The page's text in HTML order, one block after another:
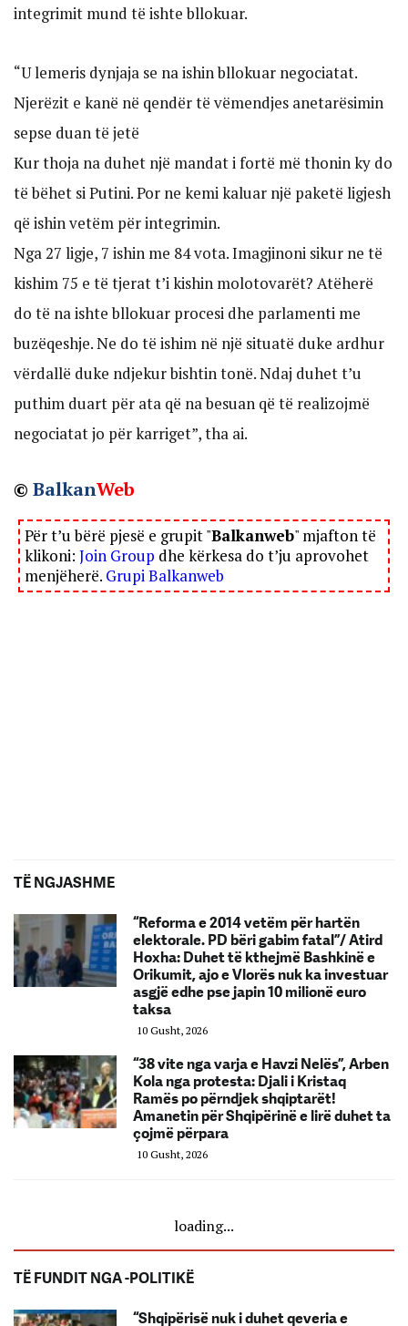
integrimit mund të ishte bllokuar.
“U lemeris dynjaja se na ishin bllokuar negociatat.
Njerëzit e kanë në qendër të vëmendjes anetarësimin
sepse duan të jetë
Kur thoja na duhet një mandat i fortë më thonin ky do
të bëhet si Putini. Por ne kemi kaluar një paketë ligjesh
që ishin vetëm për integrimin.
Nga 27 ligje, 7 ishin me 84 vota. Imagjinoni sikur ne të
kishim 75 e të tjerat t’i kishin molotovarët? Atëherë
do të na ishte bllokuar procesi dhe parlamenti me
buzëqeshje. Ne do të ishim në një situatë duke ardhur
vërdallë duke ndjekur bishtin tonë. Ndaj duhet t’u
puthim duart për ata që na besuan që të realizojmë
negociatat jo për karriget”, tha ai.
© BalkanWeb
Për t’u bërë pjesë e grupit "Balkanweb" mjafton të
klikoni: Join Group dhe kërkesa do t’ju aprovohet
menjëherë. Grupi Balkanweb
TË NGJASHME
“Reforma e 2014 vetëm për hartën
elektorale. PD bëri gabim fatal”/ Atird
Hoxha: Duhet të kthejmë Bashkinë e
Orikumit, ajo e Vlorës nuk ka investuar
asgjë edhe pse japin 10 milionë euro
taksa
10 Gusht, 2026
“38 vite nga varja e Havzi Nelës”, Arben
Kola nga protesta: Djali i Kristaq
Ramës po përndjek shqiptarët!
Amanetin për Shqipërinë e lirë duhet ta
çojmë përpara
10 Gusht, 2026
loading...
TË FUNDIT NGA -POLITIKË
“Shqipërisë nuk i duhet qeveria e